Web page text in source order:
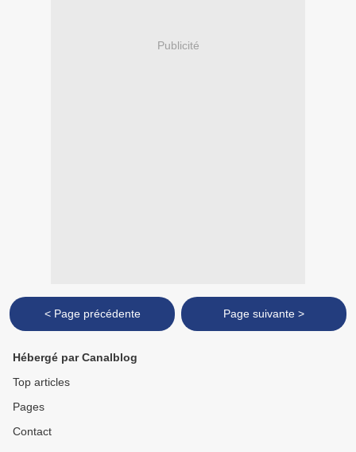
Publicité
< Page précédente Page suivante >
Hébergé par Canalblog
Top articles
Pages
Contact